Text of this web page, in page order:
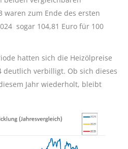
waren zum Ende des ersten
sogar 104,81 Euro für 100
hatten sich die Heizölpreise
deutlich verbilligt. Ob sich dieses
Jahr wiederholt, bleibt